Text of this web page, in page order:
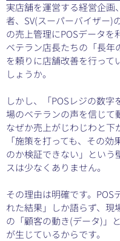
実店舗を運営する経営企画
者、SV(スーパーバイザー)
の売上管理にPOSデータを
ベテラン店長たちの「長年
を頼りに店舗改善を行って
しょうか。
しかし、「POSレジの数字
場のベテランの声を信じて
なぜか売上がじわじわと下
「施策を打っても、その効
のか検証できない」という
スは少なくありません。
その理由は明確です。POS
れた結果」しか語らず、現
の「顧客の動き(データ)」
が生じているからです。